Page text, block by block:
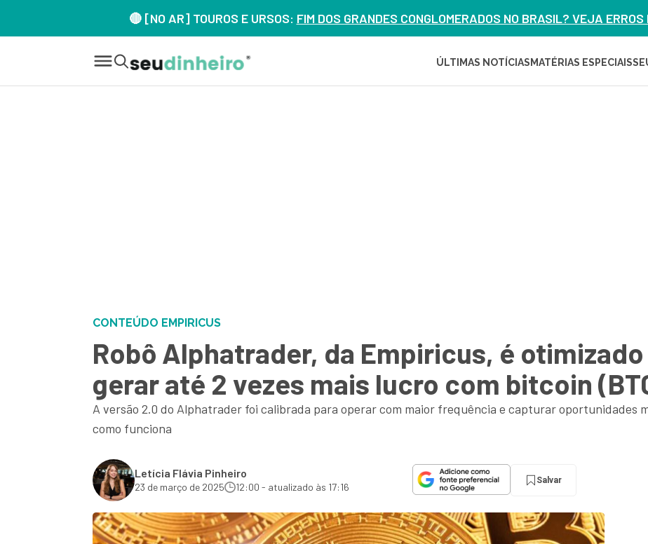
🔴 [NO AR] TOUROS E URSOS: FIM DOS GRANDES CONGLOMERADOS NO BRASIL? VEJA
ÚLTIMAS NOTÍCIAS MATÉRIAS ESPECIAIS
CONTEÚDO EMPIRICUS
Robô Alphatrader, da Empiricus, é
gerar até 2 vezes mais lucro com bitcoin
A versão 2.0 do Alphatrader foi calibrada para operar com maior frequência e capturar oportunidades
como funciona
Letícia Flávia Pinheiro
23 de março de 2025 12:00 - atualizado às 17:16
Salvar